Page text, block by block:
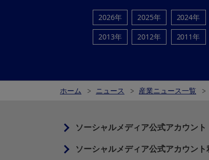
2026年 2025年 2024年
2013年
2012年 2011年
ホーム ニュース 産業ニュース一覧
ソーシャルメディア公式アカウント
ソーシャルメディア公式アカウン